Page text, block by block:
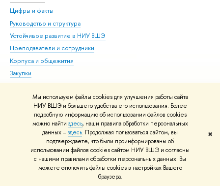
Мы используем файлы cookies для улучшения работы сайта
НИУ ВШЭ и большего удобства его использования. Более
подробную информацию об использовании файлов cookies
можно найти здесь, наши правила обработки персональных
данных –здесь. Продолжая пользоваться сайтом, вы
подтверждаете, что были проинформированы об
использовании файлов cookies сайтом НИУ ВШЭ и согласны
с нашими правилами обработки персональных данных. Вы
можете отключить файлы cookies в настройках Вашего
браузера.
✖
Цифры и факты
Руководство и структура
Устойчивое развитие в НИУ ВШЭ
Преподаватели и сотрудники
Корпуса и общежития
Закупки
Фонд целевого капитала
Противодействие коррупции
Сведения о доходах, расходах, об имуществе и
обязательствах имущественного характера
Сведения об образовательной организации
Людям с ограниченными возможностями здоровья
Единая платежная страница